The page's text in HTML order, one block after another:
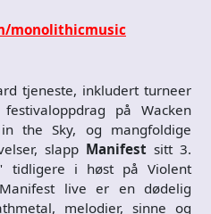
monolithicmusic
tjeneste, inkludert turneer
på Wacken
the Sky, og mangfoldige
slapp Manifest sitt 3.
tidligere i høst på Violent
live er en dødelig
melodier, sinne og